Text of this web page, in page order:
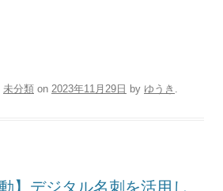
未分類 on 2023年11月29日 by ゆうき
】デジタル名刺を活用し